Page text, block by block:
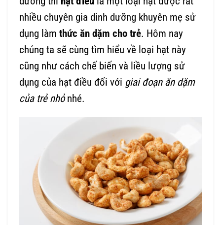
nhiều chuyên gia dinh dưỡng khuyên mẹ sử
dụng làm thức ăn dặm cho trẻ. Hôm nay
chúng ta sẽ cùng tìm hiểu về loại hạt này
cũng như cách chế biến và liều lượng sử
dụng của hạt điều đối với giai đoạn ăn dặm
của trẻ nhỏnhé.